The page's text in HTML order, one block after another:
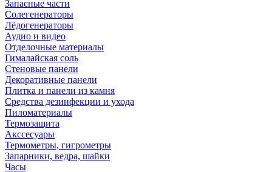
Запасные части
Солегенераторы
Лёдогенераторы
Аудио и видео
Отделочные материалы
Гималайская соль
Стеновые панели
Декоративные панели
Плитка и панели из камня
Средства дезинфекции и ухода
Пиломатериалы
Термозащита
Аксcесуары
Термометры, гигрометры
Запарники, ведра, шайки
Часы